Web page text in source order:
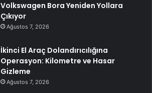
Volkswagen Bora Yeniden Yollara
Çıkıyor
Ağustos 7, 2026
İkinci El Araç Dolandırıcılığına
Operasyon: Kilometre ve Hasar
Gizleme
Ağustos 7, 2026